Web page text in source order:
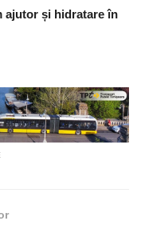
ajutor și hidratare în